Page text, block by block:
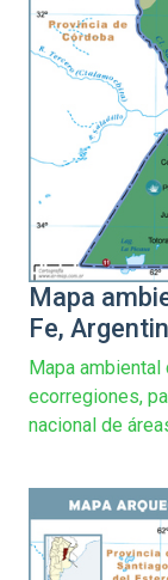
Mapa
Fe,
Mapa
ecorregiones,
nacional de